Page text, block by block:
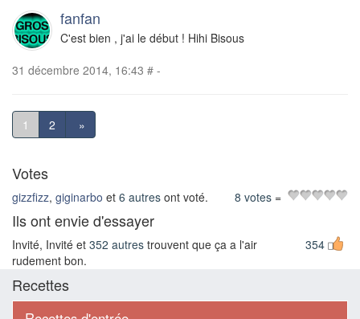
fanfan
C'est bien , j'ai le début ! Hihi Bisous
31 décembre 2014, 16:43 # -
1 2 »
Votes
gizzfizz, giginarbo et 6 autres ont voté. =
8 votes
Ils ont envie d'essayer
354
Invité, Invité et 352 autres trouvent que ça a l'air
rudement bon.
Recettes